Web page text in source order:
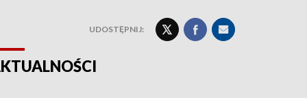
UDOSTĘPNIJ: